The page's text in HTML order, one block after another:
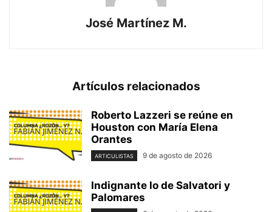
José Martínez M.
Artículos relacionados
Roberto Lazzeri se reúne en
Houston con María Elena
Orantes
ARTICULISTAS 9 de agosto de 2026
Indignante lo de Salvatori y
Palomares